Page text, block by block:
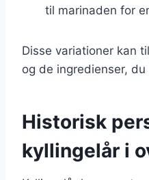
til marinaden for
Disse variationer kan
og de ingredienser,
Historisk
kyllingelår i